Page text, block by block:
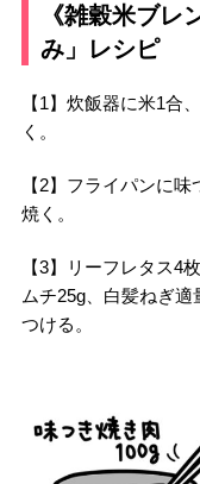
《雑穀米ブレ
み」レシピ
【1】炊飯器に米1合
く。
【2】フライパンに
焼く。
【3】リーフレタス4
ムチ25g、白髪ねぎ
つける。